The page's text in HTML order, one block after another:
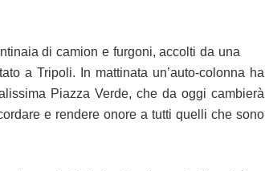
di camion e furgoni, accolti da una
a Tripoli. In mattinata un’auto-colonna ha
Piazza Verde, che da oggi cambierà
e rendere onore a tutti quelli che sono